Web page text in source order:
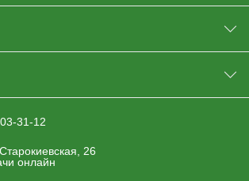
31-12
26
онлайн